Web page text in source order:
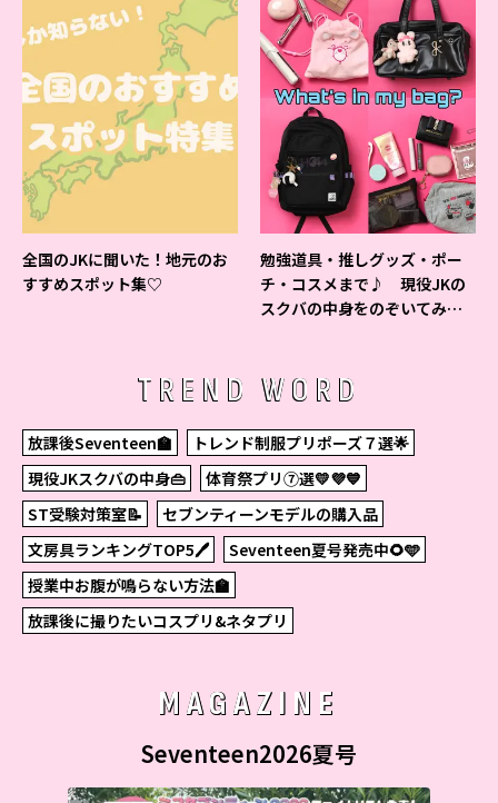
全国のJKに聞いた！地元のお
すすめスポット集♡
勉強道具・推しグッズ・ポー
チ・コスメまで♪ 現役JKの
スクバの中身をのぞいてみ
TREND WORD
放課後Seventeen🏫
トレンド制服プリポーズ７選🌟
現役JKスクバの中身👜
体育祭プリ⑦選💛💜💙
ST受験対策室📝
セブンティーンモデルの購入品
文房具ランキングTOP5🖊
Seventeen夏号発売中🌻🩵
授業中お腹が鳴らない方法🏫
放課後に撮りたいコスプリ&ネタプリ
MAGAZINE
Seventeen2026夏号